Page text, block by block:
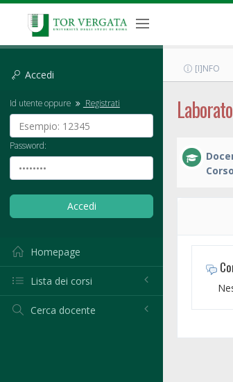
Accedi
Id utente oppure Registrati
Password:
Homepage
Lista dei corsi
Cerca docente
[I]NFO